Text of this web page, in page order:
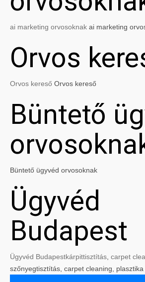
ai marketing orvosoknak ai marketing
Orvos
Orvos kereső Orvos kereső
Büntető
Büntető ügyvéd orvosoknak
Ügyvéd
Budapest
Ügyvéd Budapestkárpittisztítás carpet
szőnyegtisztítás, carpet cleaning,